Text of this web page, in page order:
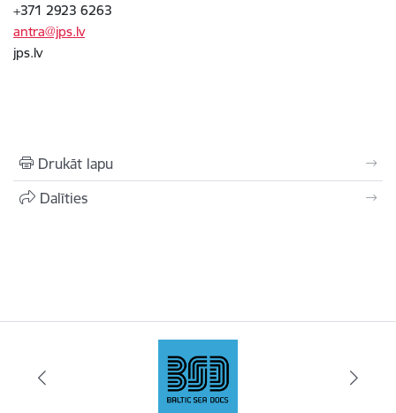
+371 2923 6263
antra@jps.lv
jps.lv
Drukāt lapu
Dalīties